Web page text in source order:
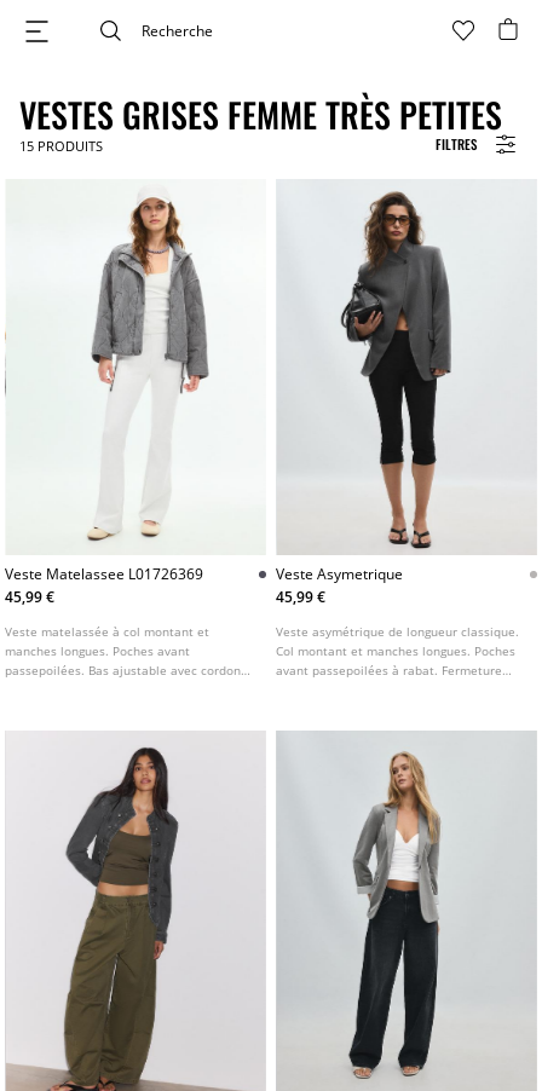
FILTRES
VESTES GRISES FEMME TRÈS PETITES
15 PRODUITS
Veste Matelassee L01726369
45,99 €
Veste matelassée à col montant et
manches longues. Poches avant
passepoilées. Bas ajustable avec cordons.
plusieurs couleurs.
Veste Asymetrique
45,99 €
Veste asymétrique de longueur classique.
Col montant et manches longues. Poches
avant passepoilées à rabat. Fermeture